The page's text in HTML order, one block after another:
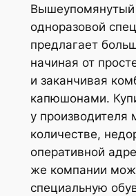
Вышеупомянутый
одноразовой
предлагает
начиная от
и заканчивая
капюшонами.
у
количестве,
оперативной
же компании
специальную